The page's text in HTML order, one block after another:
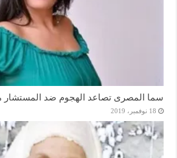
سما المصرى تصاعد الهجوم ضد المستشار
18 نوفمبر، 2019